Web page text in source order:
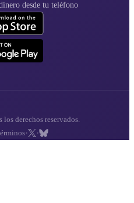
desde tu teléfono
derechos reservados.
· ·